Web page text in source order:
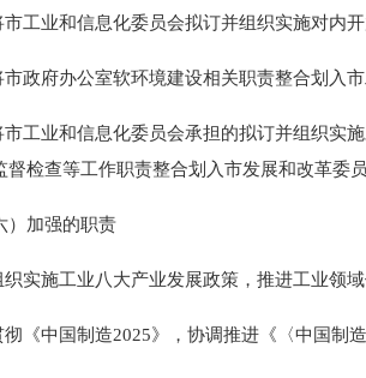
业和信息化委员会拟订并组织实施对内开
府办公室软环境建设相关职责整合划入市
业和信息化委员会承担的拟订并组织实施
督检查等工作职责整合划入市发展和改革委
加强的职责
施工业八大产业发展政策，推进工业领域
中国制造2025》，协调推进《〈中国制